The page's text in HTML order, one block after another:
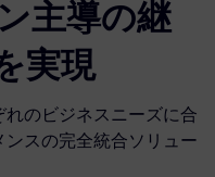
主導の継
実現
のビジネスニーズに合
スの完全統合ソリュー